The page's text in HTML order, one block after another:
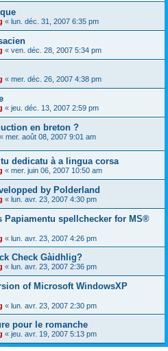
« lun. déc. 31, 2007 6:35 pm
« ven. déc. 28, 2007 5:34 pm
« mer. déc. 26, 2007 4:38 pm
« jeu. déc. 13, 2007 2:59 pm
en breton ?
« mer. août 08, 2007 9:01 am
dedicatu à a lingua corsa
« mer. juin 06, 2007 10:50 am
by Polderland
« lun. avr. 23, 2007 4:30 pm
Papiamentu spellchecker for MS®
« lun. avr. 23, 2007 4:26 pm
Check Gàidhlig?
« lun. avr. 23, 2007 2:36 pm
of Microsoft WindowsXP
« lun. avr. 23, 2007 2:30 pm
pour le romanche
« jeu. avr. 19, 2007 5:13 pm